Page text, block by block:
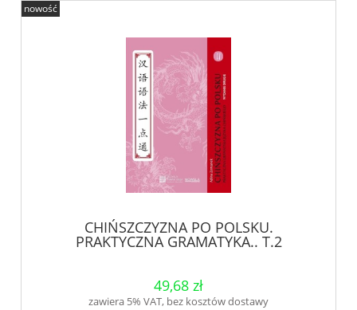
CHIŃSZCZYZNA PO POLSKU.
PRAKTYCZNA GRAMATYKA.. T.2
49,68 zł
zawiera 5% VAT, bez kosztów dostawy
nowość